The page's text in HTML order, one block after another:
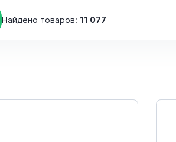
Найдено товаров: 11 077